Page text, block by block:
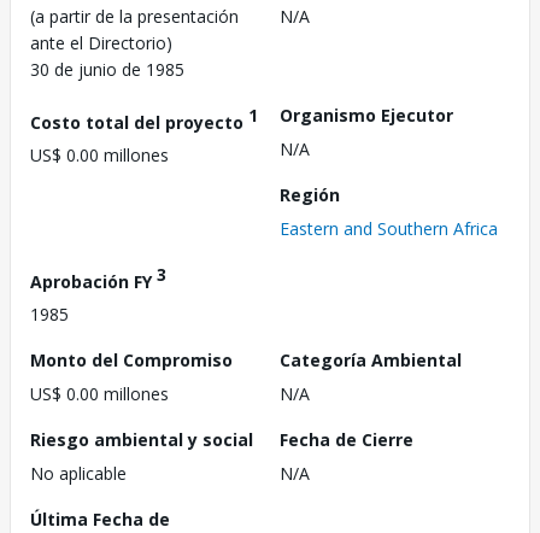
(a partir de la presentación
ante el Directorio)
30 de junio de 1985
N/A
Costo total del proyecto 1
US$ 0.00 millones
Organismo Ejecutor
N/A
Región
Eastern and Southern Africa
Aprobación FY3
1985
Monto del Compromiso
US$ 0.00 millones
Categoría Ambiental
N/A
Riesgo ambiental y social
No aplicable
Fecha de Cierre
N/A
Última Fecha de